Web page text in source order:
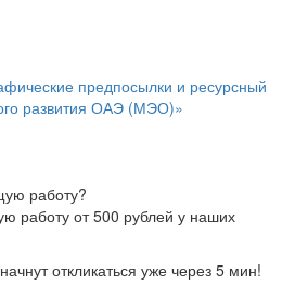
предпосылки и ресурсный
развития ОАЭ (МЭО)»
работу?
работу от 500 рублей у наших
откликаться уже через 5 мин!